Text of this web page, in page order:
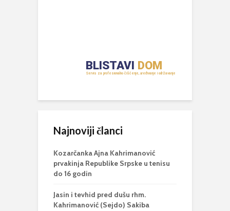
Najnoviji članci
Kozarčanka Ajna Kahrimanović
prvakinja Republike Srpske u tenisu
do 16 godin
Jasin i tevhid pred dušu rhm.
Kahrimanović (Sejdo) Sakiba